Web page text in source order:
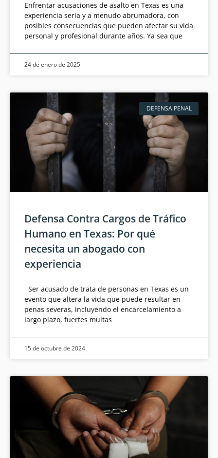
Enfrentar acusaciones de asalto en Texas es una
experiencia seria y a menudo abrumadora, con
posibles consecuencias que pueden afectar su vida
personal y profesional durante años. Ya sea que
24 de enero de 2025
DEFENSA PENAL
Defensa Contra Cargos de Tráfico
Humano en Texas: Por qué
necesita un abogado con
experiencia
Ser acusado de trata de personas en Texas es un
evento que altera la vida que puede resultar en
penas severas, incluyendo el encarcelamiento a
largo plazo, fuertes multas
15 de octubre de 2024